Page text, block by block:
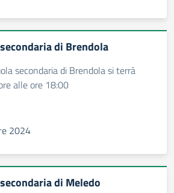
di Brendola
secondaria di Brendola si terrà
alle ore 18:00
2024
di Meledo